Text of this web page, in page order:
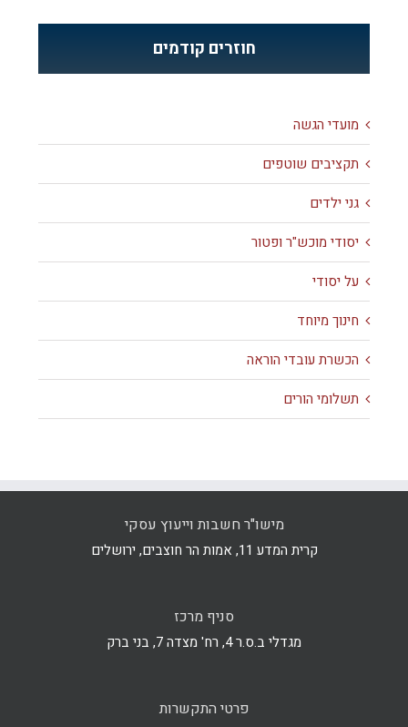
חוזרים קודמים
מועדי הגשה
תקציבים שוטפים
גני ילדים
יסודי מוכש"ר ופטור
על יסודי
חינוך מיוחד
הכשרת עובדי הוראה
תשלומי הורים
מישו"ר חשבות וייעוץ עסקי
קרית המדע 11, אמות הר חוצבים, ירושלים
סניף מרכז
מגדלי ב.ס.ר 4, רח' מצדה 7, בני ברק
פרטי התקשרות